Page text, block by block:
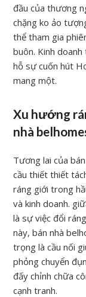
đầu của thương
chặng ko ảo
thể tham gia
buôn. Kinh
hỗ sự cuốn hút
mang một.
Xu hướng
nhà
Tương lai của
cầu thiết thiết
ráng giới trong
và kinh doanh.
là sự việc đổi
này, bán nhà
trọng là cầu nối
phỏng chuyển
đấy chỉnh chữa
cạnh tranh.